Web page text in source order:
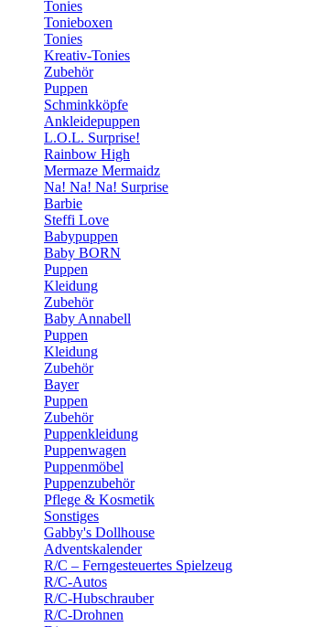
Tonies
Tonieboxen
Tonies
Kreativ-Tonies
Zubehör
Puppen
Schminkköpfe
Ankleidepuppen
L.O.L. Surprise!
Rainbow High
Mermaze Mermaidz
Na! Na! Na! Surprise
Barbie
Steffi Love
Babypuppen
Baby BORN
Puppen
Kleidung
Zubehör
Baby Annabell
Puppen
Kleidung
Zubehör
Bayer
Puppen
Zubehör
Puppenkleidung
Puppenwagen
Puppenmöbel
Puppenzubehör
Pflege & Kosmetik
Sonstiges
Gabby's Dollhouse
Adventskalender
R/C – Ferngesteuertes Spielzeug
R/C-Autos
R/C-Hubschrauber
R/C-Drohnen